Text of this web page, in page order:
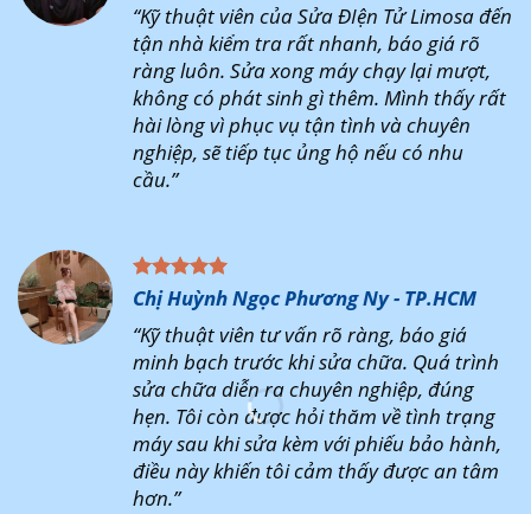
“Kỹ thuật viên của Sửa ĐIện Tử Limosa đến
tận nhà kiểm tra rất nhanh, báo giá rõ
ràng luôn. Sửa xong máy chạy lại mượt,
không có phát sinh gì thêm. Mình thấy rất
hài lòng vì phục vụ tận tình và chuyên
nghiệp, sẽ tiếp tục ủng hộ nếu có nhu
cầu.”
Chị Huỳnh Ngọc Phương Ny - TP.HCM
“Kỹ thuật viên tư vấn rõ ràng, báo giá
minh bạch trước khi sửa chữa. Quá trình
sửa chữa diễn ra chuyên nghiệp, đúng
hẹn. Tôi còn được hỏi thăm về tình trạng
máy sau khi sửa kèm với phiếu bảo hành,
điều này khiến tôi cảm thấy được an tâm
hơn.”